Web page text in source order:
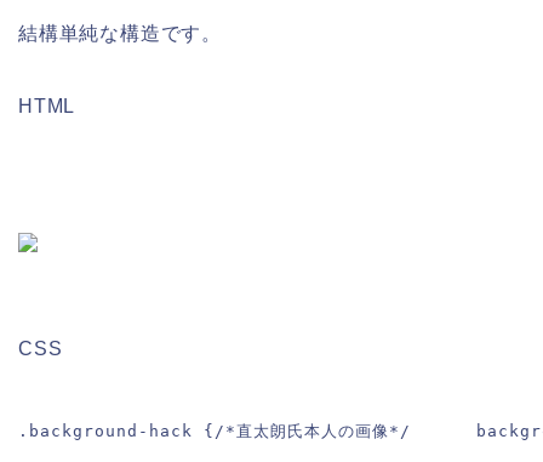
結構単純な構造です。
HTML
CSS
.background-hack {/*直太朗氏本人の画像*/